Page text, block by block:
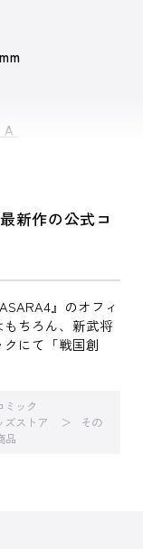
新作の公式コ
』のオフィ
ちろん、新武将
にて「戦国創
ミック
ズストア
その
品